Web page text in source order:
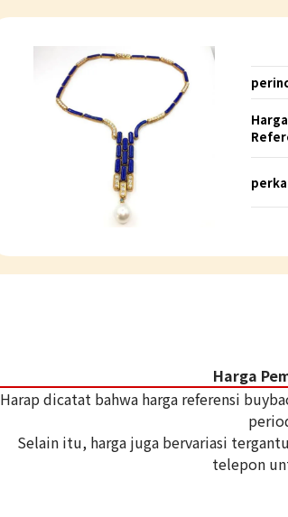
Harga
Harap dicatat bahwa harga referensi
Selain itu, harga juga bervariasi
telepon